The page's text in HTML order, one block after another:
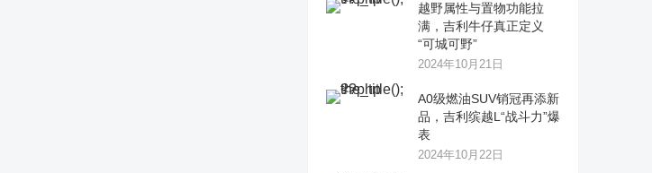
越野属性与置物功能拉
满，吉利牛仔真正定义
“可城可野”
2024年10月21日
A0级燃油SUV销冠再添新
品，吉利缤越L“战斗力”爆
表
2024年10月22日